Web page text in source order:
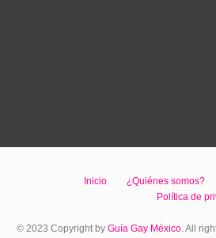
Inicio ¿Quiénes somos?
Política de
© 2023 Copyright by Guía Gay México. All